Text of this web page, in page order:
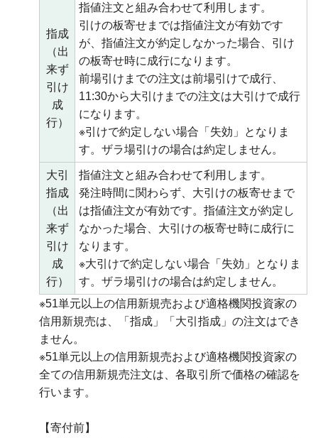
指成
（出
来ず
引け
成
行）
指値注文と組み合わせて利用します。
引けの板寄せまでは指値注文が有効です
が、指値注文が約定しなかった場合、引け
の板寄せ時に成行になります。
前場引けまでの注文は前場引けで成行、
11:30から大引けまでの注文は大引けで成行
になります。
※引けで約定しない場合「失効」となりま
す。ザラ場引けの場合は約定しません。
大引
指成
（出
来ず
引け
成
行）
指値注文と組み合わせて利用します。
発注時間に関わらず、大引けの板寄せまで
は指値注文が有効です。指値注文が約定し
なかった場合、大引けの板寄せ時に成行に
なります。
※大引けで約定しない場合「失効」となりま
す。ザラ場引けの場合は約定しません。
※51単元以上の信用新規売および適格機関投資家の
信用新規売は、「指成」「大引指成」の注文はでき
ません。
※51単元以上の信用新規売および適格機関投資家の
全ての信用新規売注文は、各取引所で価格の確認を
行います。
【寄付前】